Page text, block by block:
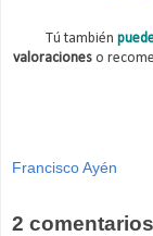
Tú también
valoracioneso
Francisco Ayén
2